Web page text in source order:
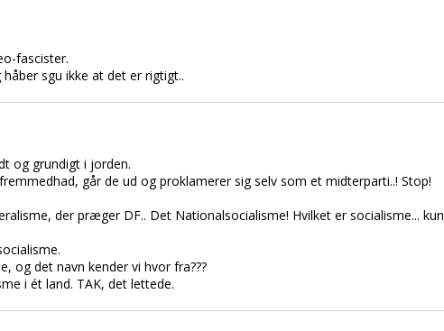
fascister.
sgu ikke at det er rigtigt..
og grundigt i jorden.
går de ud og proklamerer sig selv som et midterparti..! Stop!
der præger DF.. Det Nationalsocialisme! Hvilket er socialisme... kun
og det navn kender vi hvor fra???
i ét land. TAK, det lettede.